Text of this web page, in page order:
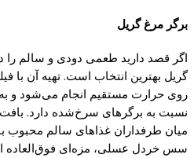
برگر مرغگریل
اگر قصد دارید طعمی دودی و سالم را
گریل بهترین انتخاب است. تهیه آن با
روی حرارت مستقیم انجام می‌شود و
نسبت به برگرهای سرخ‌شده دارد.
میان طرفداران غذاهای سالم محبوب
سس خردل عسلی، مزه‌ای فوق‌العاده